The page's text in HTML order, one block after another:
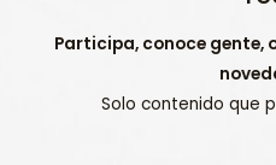
Participa, conoce gente,
Solo contenido que